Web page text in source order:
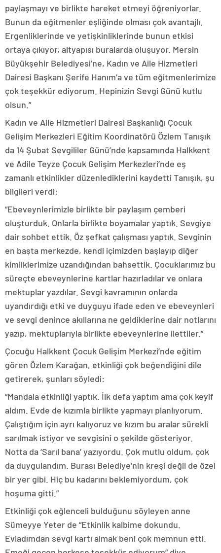
paylaşmayı ve birlikte hareket etmeyi öğreniyorlar.
Bunun da eğitmenler eşliğinde olması çok avantajlı.
Ergenliklerinde ve yetişkinliklerinde bunun etkisi
ortaya çıkıyor, altyapısı buralarda oluşuyor. Mersin
Büyükşehir Belediyesi’ne, Kadın ve Aile Hizmetleri
Dairesi Başkanı Şerife Hanım’a ve tüm eğitmenlerimize
çok teşekkür ediyorum. Hepinizin Sevgi Günü kutlu
olsun.”
Kadın ve Aile Hizmetleri Dairesi Başkanlığı Çocuk
Gelişim Merkezleri Eğitim Koordinatörü Özlem Tanışık
da 14 Şubat Sevgililer Günü’nde kapsamında Halkkent
ve Adile Teyze Çocuk Gelişim Merkezleri’nde eş
zamanlı etkinlikler düzenlediklerini kaydetti Tanışık, şu
bilgileri verdi:
“Ebeveynlerimizle birlikte bir paylaşım çemberi
oluşturduk. Onlarla birlikte boyamalar yaptık. Sevgiye
dair sohbet ettik. Öz şefkat çalışması yaptık. Sevginin
en başta merkezde, kendi içimizden başlayıp diğer
kimliklerimize uzandığından bahsettik. Çocuklarımız bu
süreçte ebeveynlerine kartlar hazırladılar ve onlara
mektuplar yazdılar. Sevgi kavramının onlarda
uyandırdığı etki ve duyguyu ifade eden ve ebeveynleri
ve sevgi denince akıllarına ne geldiklerine dair notlarını
yazıp, mektuplarıyla birlikte ebeveynlerine ilettiler.”
Çocuğu Halkkent Çocuk Gelişim Merkezi’nde eğitim
gören Özlem Karağan, etkinliği çok beğendiğini dile
getirerek, şunları söyledi:
“Mandala etkinliği yaptık. İlk defa yaptım ama çok keyif
aldım. Evde de kızımla birlikte yapmayı planlıyorum.
Çalıştığım için ayrı kalıyoruz ve kızım bu aralar sürekli
sarılmak istiyor ve sevgisini o şekilde gösteriyor.
Notta da ‘Sarıl bana’ yazıyordu. Çok mutlu oldum, çok
da duygulandım. Burası Belediye’nin kreşi değil de özel
bir yer gibi. Hiç bu kadarını beklemiyordum, çok
hoşuma gitti.”
Etkinliği çok eğlenceli bulduğunu söyleyen anne
Sümeyye Yeter de “Etkinlik kalbime dokundu.
Evladımdan sevgi kartı almak beni çok memnun etti.